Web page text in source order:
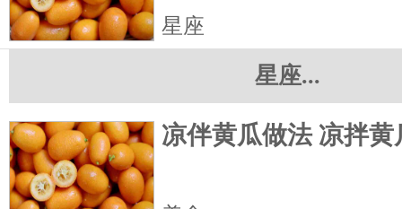
星座
星座...
凉伴黄瓜做法 凉拌黄